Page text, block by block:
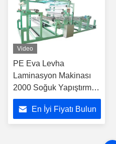
Video
PE Eva Levha
Laminasyon Makinası
2000 Soğuk Yapıştırma
Epe Köpük Laminasyon
MakinasıEn İyi Fiyatı Bulun